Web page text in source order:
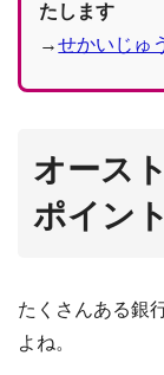
たします
→せかいじゅ
オース
ポイント
たくさんある銀
よね。